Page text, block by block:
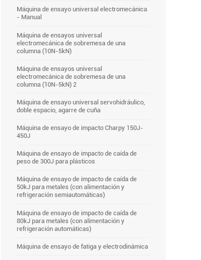
Máquina de ensayo universal electromecánica
- Manual
Máquina de ensayos universal
electromecánica de sobremesa de una
columna (10N-5kN)
Máquina de ensayos universal
electromecánica de sobremesa de una
columna (10N-5kN) 2
Máquina de ensayo universal servohidráulico,
doble espacio, agarre de cuña
Máquina de ensayo de impacto Charpy 150J-
450J
Máquina de ensayo de impacto de caída de
peso de 300J para plásticos
Máquina de ensayo de impacto de caída de
50kJ para metales (con alimentación y
refrigeración semiautomáticas)
Máquina de ensayo de impacto de caída de
80kJ para metales (con alimentación y
refrigeración automáticas)
Máquina de ensayo de fatiga y electrodinámica